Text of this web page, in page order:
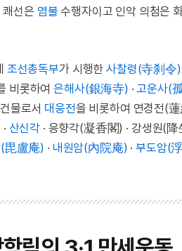
선은 염불 수행자이고 인악 의첨은
조선총독부가 시행한사찰령(寺刹令)
비롯하여은해사(銀海寺) ·고운사(
물로서 대웅전을 비롯하여 연경전(
· 산신각 · 응향각(凝香閣) · 강생원(
(毘盧庵) · 내원암(內院庵) · 부도암(